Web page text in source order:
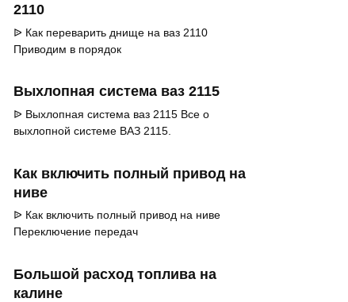
2110
ᐉ Как переварить днище на ваз 2110
Приводим в порядок
Выхлопная система ваз 2115
ᐉ Выхлопная система ваз 2115 Все о
выхлопной системе ВАЗ 2115.
Как включить полный привод на
ниве
ᐉ Как включить полный привод на ниве
Переключение передач
Большой расход топлива на
калине